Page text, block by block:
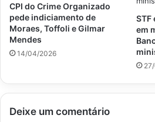
CPI do Crime Organizado
pede indiciamento de
Moraes, Toffoli e Gilmar
Mendes
14/04/2026
STF
em
Deixe um comentário